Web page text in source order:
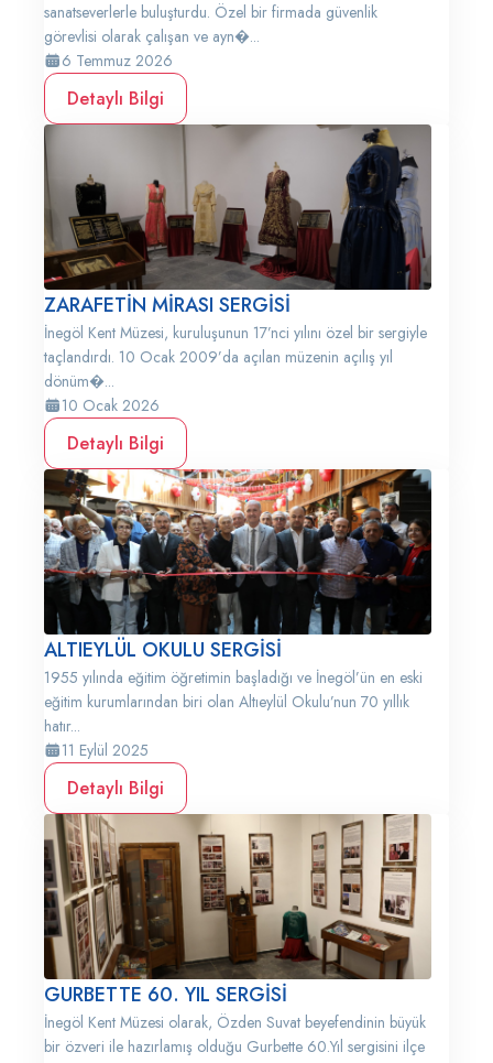
sanatseverlerle buluşturdu. Özel bir firmada güvenlik
görevlisi olarak çalışan ve ayn�...
6 Temmuz 2026
Detaylı Bilgi
ZARAFETİN MİRASI SERGİSİ
İnegöl Kent Müzesi, kuruluşunun 17’nci yılını özel bir sergiyle
taçlandırdı. 10 Ocak 2009’da açılan müzenin açılış yıl
dönüm�...
10 Ocak 2026
Detaylı Bilgi
ALTIEYLÜL OKULU SERGİSİ
1955 yılında eğitim öğretimin başladığı ve İnegöl’ün en eski
eğitim kurumlarından biri olan Altıeylül Okulu’nun 70 yıllık
hatır...
11 Eylül 2025
Detaylı Bilgi
GURBETTE 60. YIL SERGİSİ
İnegöl Kent Müzesi olarak, Özden Suvat beyefendinin büyük
bir özveri ile hazırlamış olduğu Gurbette 60.Yıl sergisini ilçe